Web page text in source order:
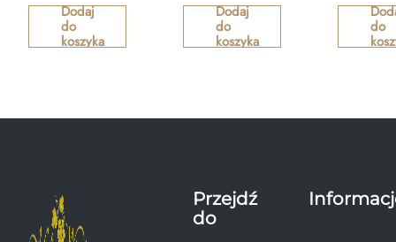
Dodaj
do
koszyka
Dodaj
do
koszyka
do
Przejdź
do